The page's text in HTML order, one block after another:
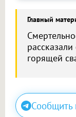
Главный
горящей
Сообщить